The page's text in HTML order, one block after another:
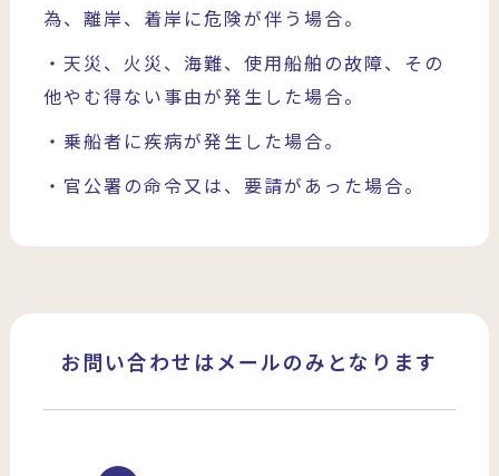
為、離岸、着岸に危険が伴う場合。
・天災、火災、海難、使用船舶の故障、その
他やむ得ない事由が発生した場合。
・乗船者に疾病が発生した場合。
・官公署の命令又は、要請があった場合。
お問い合わせはメールのみとなります